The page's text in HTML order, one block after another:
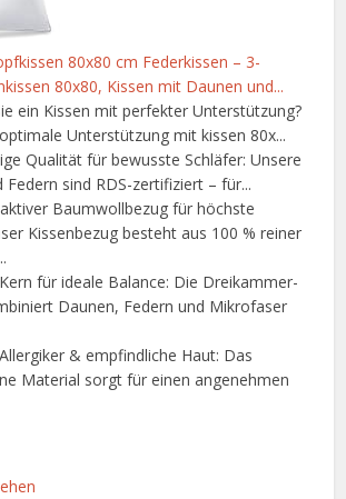
80x80 cm Federkissen – 3-
80x80, Kissen mit Daunen und...
ein Kissen mit perfekter Unterstützung?
Unterstützung mit kissen 80x...
Qualität für bewusste Schläfer: Unsere
Federn sind RDS-zertifiziert – für...
Baumwollbezug für höchste
Kissenbezug besteht aus 100 % reiner
für ideale Balance: Die Dreikammer-
Daunen, Federn und Mikrofaser
& empfindliche Haut: Das
Material sorgt für einen angenehmen